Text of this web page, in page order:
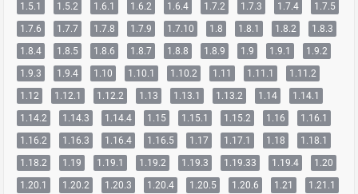
1.5.1
1.5.2 1.6.1 1.6.2 1.6.4 1.7.2 1.7.3 1.7.4
1.7.5
1.7.6
1.7.7 1.7.8 1.7.9 1.7.10 1.8 1.8.1 1.8.2
1.8.3
1.8.4
1.8.5 1.8.6 1.8.7 1.8.8 1.8.9 1.9 1.9.1
1.9.2
1.9.3
1.9.4 1.10 1.10.1 1.10.2 1.11 1.11.1
1.11.2
1.12
1.12.1 1.12.2 1.13 1.13.1 1.13.2 1.14
1.14.1
1.14.2
1.14.3 1.14.4 1.15 1.15.1 1.15.2 1.16
1.16.1
1.16.2
1.16.3 1.16.4 1.16.5 1.17 1.17.1 1.18
1.18.1
1.18.2
1.19 1.19.1 1.19.2 1.19.3 1.19.33 1.19.4
1.20
1.20.1
1.20.2 1.20.3 1.20.4 1.20.5 1.20.6 1.21
1.21.1